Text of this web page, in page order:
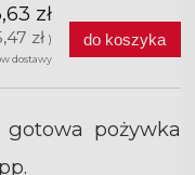
zł
zł)
dostawy
do koszyka
pożywka